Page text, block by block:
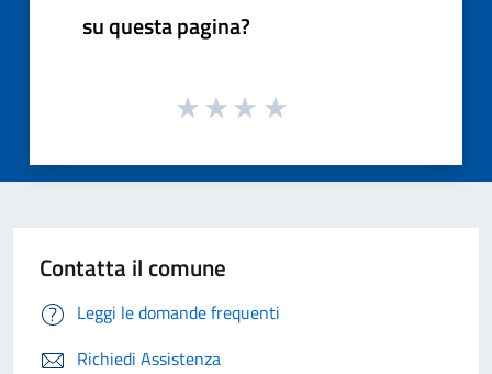
su questa pagina?
Contatta il comune
Leggi le domande frequenti
Richiedi Assistenza